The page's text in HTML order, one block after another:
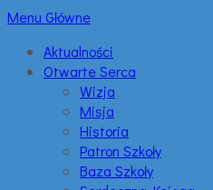
Menu Główne
Aktualności
Otwarte Serca
Wizja
Misja
Historia
Patron Szkoły
Baza Szkoły